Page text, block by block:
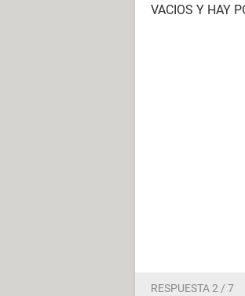
VACIOS Y HAY
RESPUESTA 2 / 7